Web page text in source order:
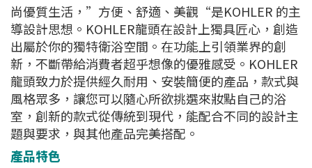
尚優質生活，”方便、舒適、美觀“是KOHLER 的主
導設計思想。KOHLER龍頭在設計上獨具匠心，創造
出屬於你的獨特衛浴空間。在功能上引領業界的創
新，不斷帶給消費者超乎想像的優雅感受。KOHLER
龍頭致力於提供經久耐用、安裝簡便的產品，款式與
風格眾多，讓您可以隨心所欲挑選來妝點自己的浴
室，創新的款式從傳統到現代，能配合不同的設計主
題與要求，與其他產品完美搭配。
產品特色